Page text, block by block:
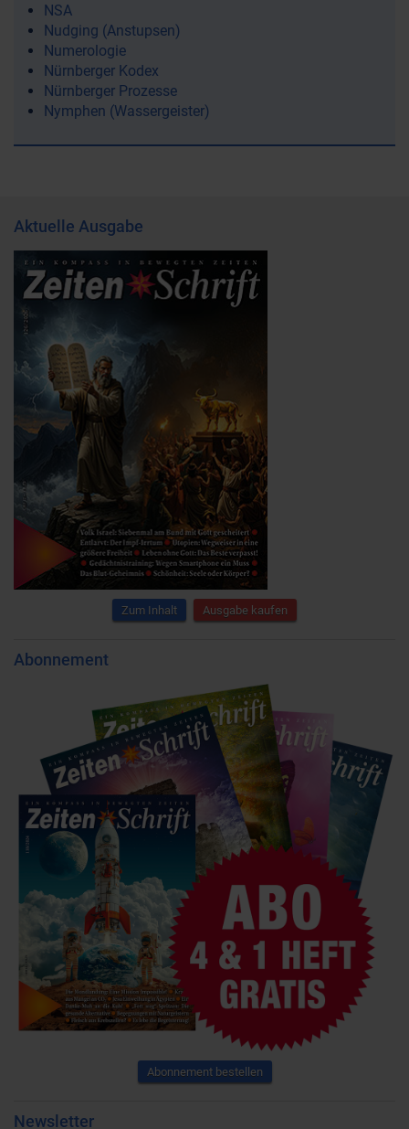
NSA
Nudging (Anstupsen)
Numerologie
Nürnberger Kodex
Nürnberger Prozesse
Nymphen (Wassergeister)
Aktuelle Ausgabe
Zum Inhalt Ausgabe kaufen
Abonnement
Abonnement bestellen
Newsletter